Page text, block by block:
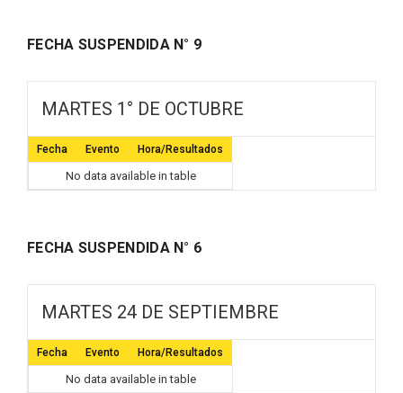
FECHA SUSPENDIDA N° 9
MARTES 1° DE OCTUBRE
Fecha Evento Hora/Resultados
No data available in table
FECHA SUSPENDIDA N° 6
MARTES 24 DE SEPTIEMBRE
Fecha Evento Hora/Resultados
No data available in table